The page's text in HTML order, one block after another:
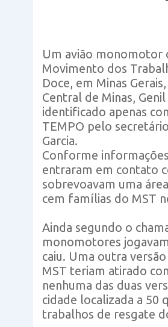
Um avião monomotor
Movimento dos
Doce, em Minas
Central de Minas,
identificado apenas
TEMPO pelo
Garcia.
Conforme
entraram em contato
sobrevoavam uma
cem famílias do MST
Ainda segundo o
monomotores
caiu. Uma outra
MST teriam atirado
nenhuma das duas
cidade localizada a 50
trabalhos de resgate